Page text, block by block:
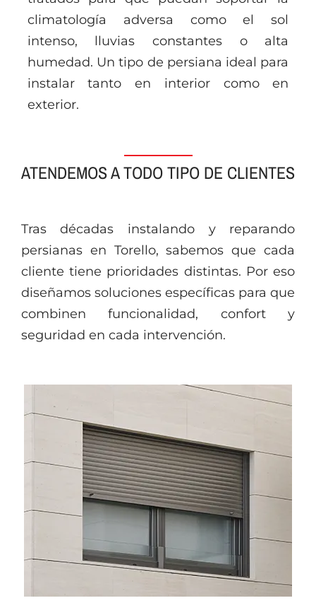
climatología adversa como el sol
intenso, lluvias constantes o alta
humedad. Un tipo de persiana ideal para
instalar tanto en interior como en
exterior.
ATENDEMOS A TODO TIPO DE CLIENTES
Tras décadas instalando y reparando
persianas en Torello, sabemos que cada
cliente tiene prioridades distintas. Por eso
diseñamos soluciones específicas para que
combinen funcionalidad, confort y
seguridad en cada intervención.